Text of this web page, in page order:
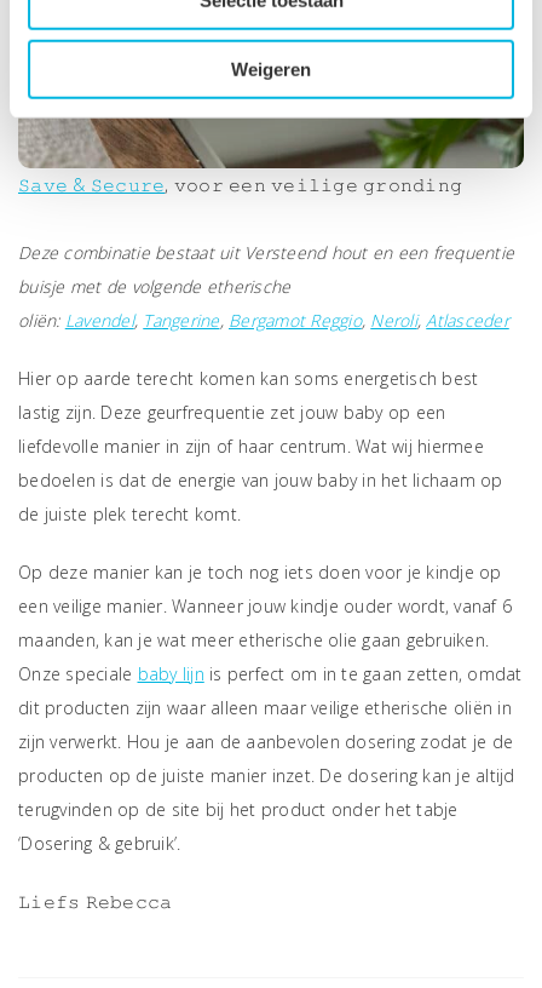
Weigeren
𝚂𝚊𝚟𝚎 & 𝚂𝚎𝚌𝚞𝚛𝚎, 𝚟𝚘𝚘𝚛 𝚎𝚎𝚗 𝚟𝚎𝚒𝚕𝚒𝚐𝚎 𝚐𝚛𝚘𝚗𝚍𝚒𝚗𝚐
Deze combinatie bestaat uit Versteend hout en een frequentie
buisje met de volgende etherische
oliën: Lavendel, Tangerine, Bergamot Reggio, Neroli,Atlasceder
Hier op aarde terecht komen kan soms energetisch best
lastig zijn. Deze geurfrequentie zet jouw baby op een
liefdevolle manier in zijn of haar centrum. Wat wij hiermee
bedoelen is dat de energie van jouw baby in het lichaam op
de juiste plek terecht komt.
Op deze manier kan je toch nog iets doen voor je kindje op
een veilige manier. Wanneer jouw kindje ouder wordt, vanaf 6
maanden, kan je wat meer etherische olie gaan gebruiken.
Onze speciale baby lijn is perfect om in te gaan zetten, omdat
dit producten zijn waar alleen maar veilige etherische oliën in
zijn verwerkt. Hou je aan de aanbevolen dosering zodat je de
producten op de juiste manier inzet. De dosering kan je altijd
terugvinden op de site bij het product onder het tabje
‘Dosering & gebruik’.
𝙻𝚒𝚎𝚏𝚜 𝚁𝚎𝚋𝚎𝚌𝚌𝚊